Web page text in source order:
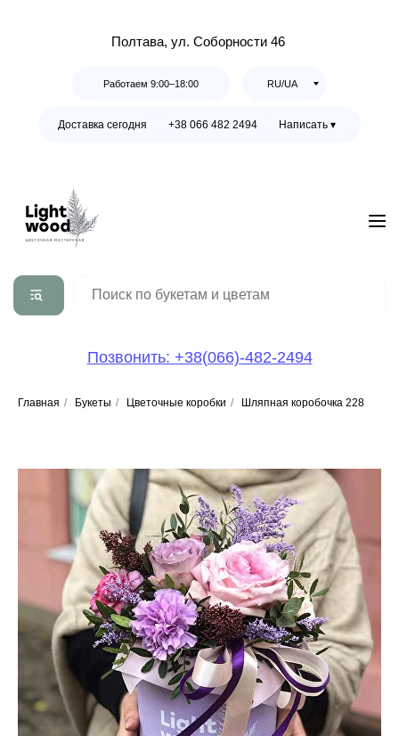
Полтава, ул. Соборности 46
RU/UA
Работаем 9:00–18:00
Доставка сегодня +38 066 482 2494 Написать ▾
Позвонить: +38(066)-482-2494
Главная / Букеты / Цветочные коробки / Шляпная коробочка 228